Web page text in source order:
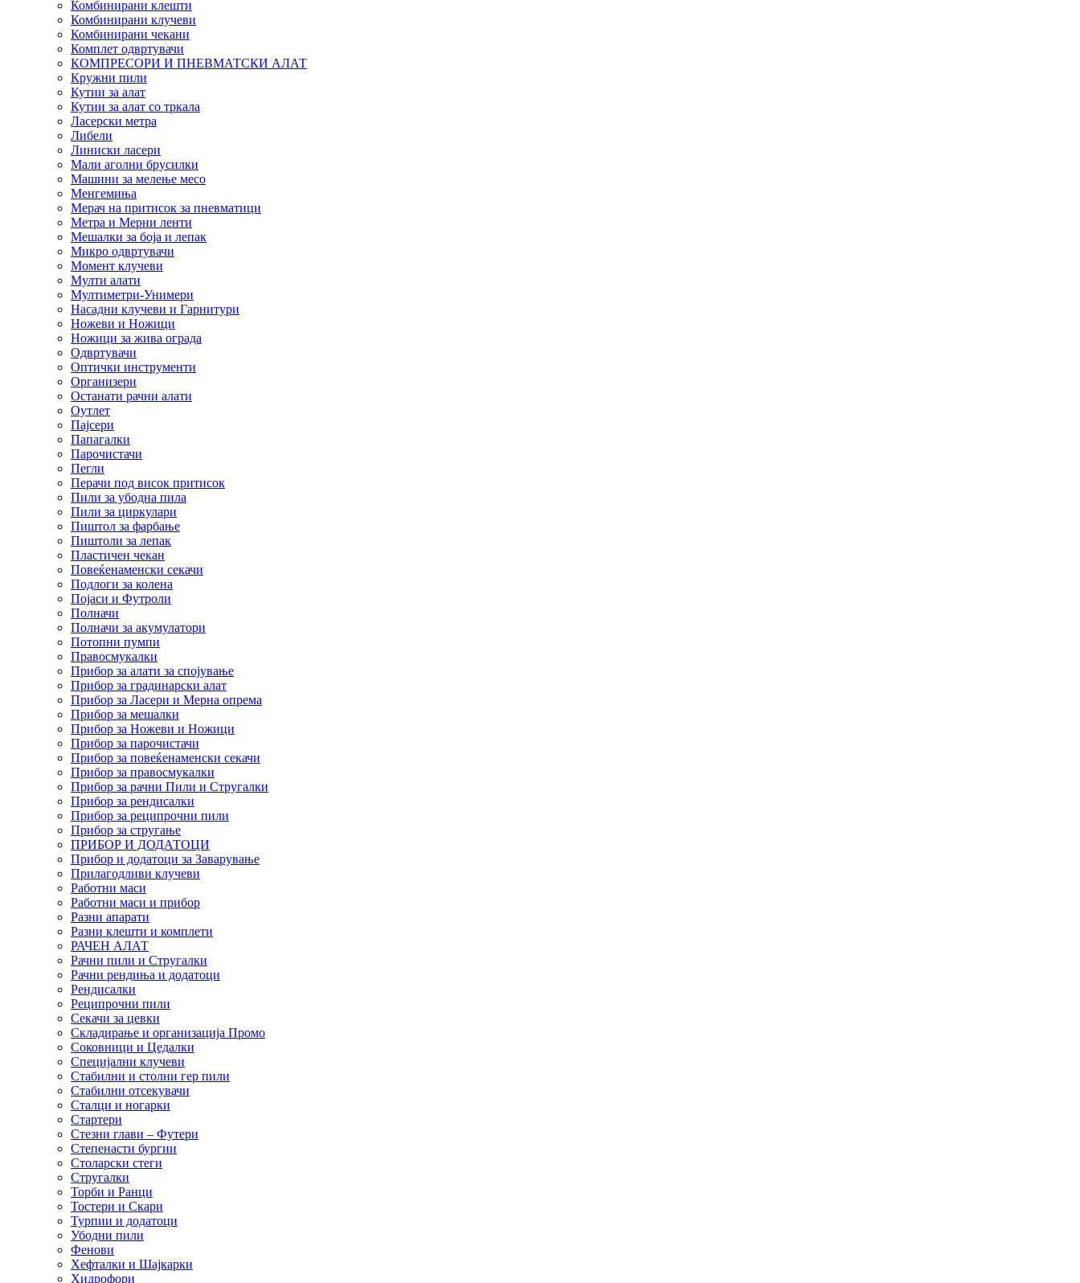
Комбинирани клешти
Комбинирани клучеви
Комбинирани чекани
Комплет одвртувачи
КОМПРЕСОРИ И ПНЕВМАТСКИ АЛАТ
Кружни пили
Кутии за алат
Кутии за алат со тркала
Ласерски метра
Либели
Линиски ласери
Мали аголни брусилки
Машини за мелење месо
Менгемиња
Мерач на притисок за пневматици
Метра и Мерни ленти
Мешалки за боја и лепак
Микро одвртувачи
Момент клучеви
Мулти алати
Мултиметри-Унимери
Насадни клучеви и Гарнитури
Ножеви и Ножици
Ножици за жива ограда
Одвртувачи
Оптички инструменти
Организери
Останати рачни алати
Оутлет
Пајсери
Папагалки
Парочистачи
Пегли
Перачи под висок притисок
Пили за убодна пила
Пили за циркулари
Пиштол за фарбање
Пиштоли за лепак
Пластичен чекан
Повеќенаменски секачи
Подлоги за колена
Појаси и Футроли
Полначи
Полначи за акумулатори
Потопни пумпи
Правосмукалки
Прибор за алати за спојување
Прибор за градинарски алат
Прибор за Ласери и Мерна опрема
Прибор за мешалки
Прибор за Ножеви и Ножици
Прибор за парочистачи
Прибор за повеќенаменски секачи
Прибор за правосмукалки
Прибор за рачни Пили и Стругалки
Прибор за рендисалки
Прибор за реципрочни пили
Прибор за стругање
ПРИБОР И ДОДАТОЦИ
Прибор и додатоци за Заварување
Прилагодливи клучеви
Работни маси
Работни маси и прибор
Разни апарати
Разни клешти и комплети
РАЧЕН АЛАТ
Рачни пили и Стругалки
Рачни рендиња и додатоци
Рендисалки
Реципрочни пили
Секачи за цевки
Складирање и организација Промо
Соковници и Цедалки
Специјални клучеви
Стабилни и столни гер пили
Стабилни отсекувачи
Сталци и ногарки
Стартери
Стезни глави – Футери
Степенасти бургии
Столарски стеги
Стругалки
Торби и Ранци
Тостери и Скари
Турпии и додатоци
Убодни пили
Фенови
Хефталки и Шајкарки
Хидрофори